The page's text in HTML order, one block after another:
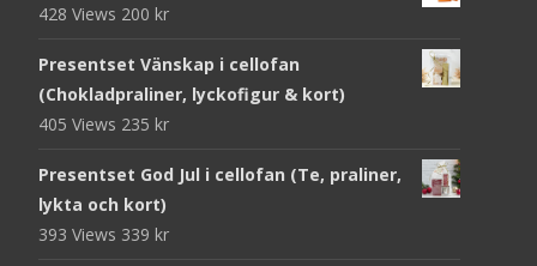
428 Views 200 kr
Presentset Vänskap i cellofan
(Chokladpraliner, lyckofigur & kort)
405 Views 235 kr
Presentset God Jul i cellofan (Te, praliner,
lykta och kort)
393 Views 339 kr